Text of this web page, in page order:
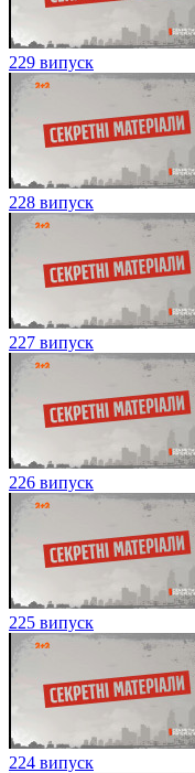
229 випуск
228 випуск
227 випуск
226 випуск
225 випуск
224 випуск